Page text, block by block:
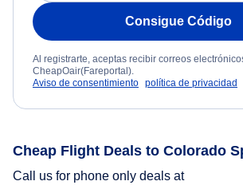
Consigue Código
Al registrarte, aceptas recibir correos
CheapOair(Fareportal).
Aviso de consentimiento política de privacidad
Cheap Flight Deals to Colorado
Call us for phone only deals at